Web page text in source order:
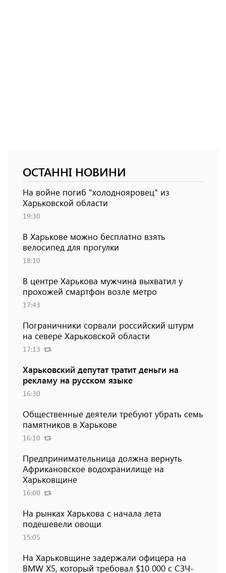
ОСТАННІ НОВИНИ
На войне погиб "холоднояровец" из
Харьковской области
19:30
В Харькове можно бесплатно взять
велосипед для прогулки
18:10
В центре Харькова мужчина выхватил у
прохожей смартфон возле метро
17:43
Пограничники сорвали российский штурм
на севере Харьковской области
17:13
Харьковский депутат тратит деньги на
рекламу на русском языке
16:30
Общественные деятели требуют убрать семь
памятников в Харькове
16:10
Предпринимательница должна вернуть
Африкановское водохранилище на
Харьковщине
16:00
На рынках Харькова с начала лета
подешевели овощи
15:05
На Харьковщине задержали офицера на
BMW Х5, который требовал $10 000 с СЗЧ-